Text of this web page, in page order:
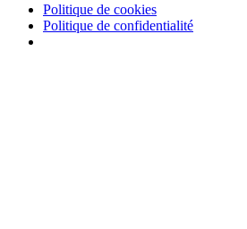
Politique de cookies
Politique de confidentialité